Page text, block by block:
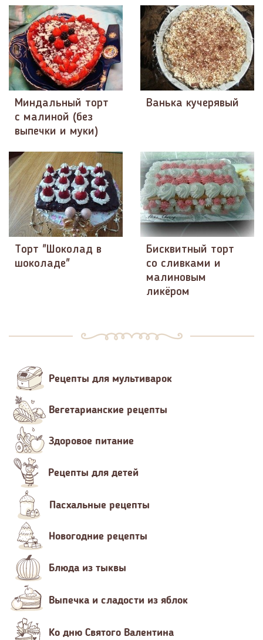
Миндальный торт
с малиной (без
выпечки и муки)
Ванька кучерявый
Торт "Шоколад в
шоколаде"
Бисквитный торт
со сливками и
малиновым
ликёром
Рецепты для мультиварок
Вегетарианские рецепты
Здоровое питание
Рецепты для детей
Пасхальные рецепты
Новогодние рецепты
Блюда из тыквы
Выпечка и сладости из яблок
Ко дню Святого Валентина